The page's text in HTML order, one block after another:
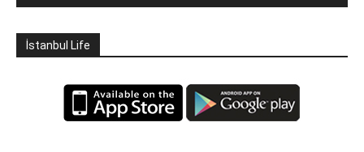
İstanbul Life